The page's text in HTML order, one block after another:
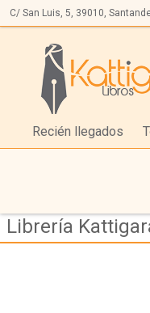
C/ San Luis, 5, 39010,
Recién llegados
Librería